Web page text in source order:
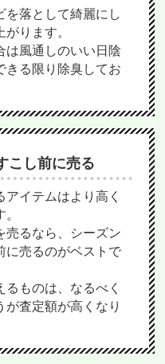
を落として綺麗にし
ります。
は風通しのいい日陰
きる限り除臭してお
こし前に売る
イテムはより高く
売るなら、シーズン
に売るのがベストで
ものは、なるべく
査定額が高くなり